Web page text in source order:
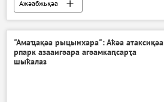
Ажәабжьқәа
"Амаҵақәа рыцынхара": Аҟәа атаксиқәа
рпарк азааигәара агәамкаԥсарҭа
шыҟалаз